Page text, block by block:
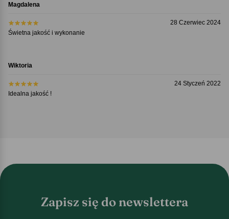
Magdalena
28 Czerwiec 2024
Świetna jakość i wykonanie
Wiktoria
24 Styczeń 2022
Idealna jakość !
Zapisz się do newslettera